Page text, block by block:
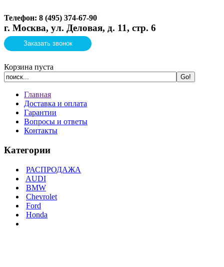
Телефон: 8 (495) 374-67-90
г. Москва, ул. Деловая, д. 11, стр. 6
Заказать звонок
Корзина пуста
Главная
Доставка и оплата
Гарантии
Вопросы и ответы
Контакты
Категории
РАСПРОДАЖА
AUDI
BMW
Chevrolet
Ford
Honda